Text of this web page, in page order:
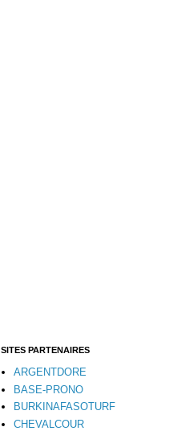
SITES PARTENAIRES
ARGENTDORE
BASE-PRONO
BURKINAFASOTURF
CHEVALCOUR